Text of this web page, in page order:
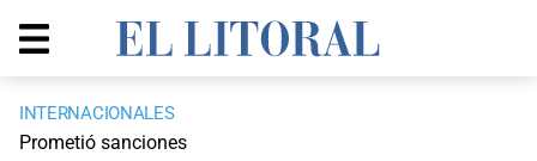
INTERNACIONALES
Prometió sanciones